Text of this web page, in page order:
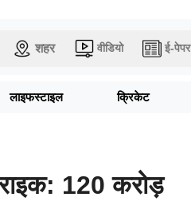
शहर वीडियो ई-पेपर
लाइफस्टाइल क्रिकेट
120 करोड़